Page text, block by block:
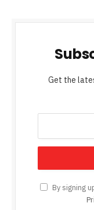
Get the
By signing